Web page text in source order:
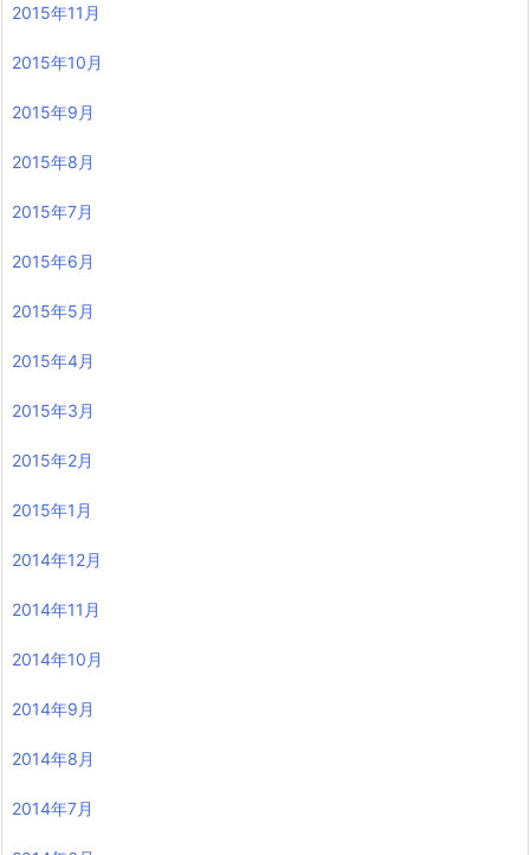
2015年11月
2015年10月
2015年9月
2015年8月
2015年7月
2015年6月
2015年5月
2015年4月
2015年3月
2015年2月
2015年1月
2014年12月
2014年11月
2014年10月
2014年9月
2014年8月
2014年7月